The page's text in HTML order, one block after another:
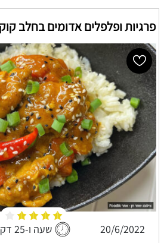
פרגיות ופלפלים אדומים בחלב
20/6/2022 שעה ו-25 דקות